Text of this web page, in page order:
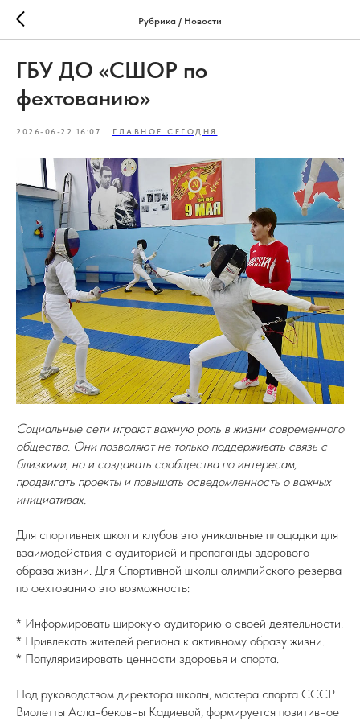
Рубрика / Новости
ГБУ ДО «СШОР по
фехтованию»
2026-06-22 16:07 ГЛАВНОЕ СЕГОДНЯ
Социальные сети играют важную роль в жизни современного
общества. Они позволяют не только поддерживать связь с
близкими, но и создавать сообщества по интересам,
продвигать проекты и повышать осведомленность о важных
инициативах.
Для спортивных школ и клубов это уникальные площадки для
взаимодействия с аудиторией и пропаганды здорового
образа жизни. Для Спортивной школы олимпийского резерва
по фехтованию это возможность:
* Информировать широкую аудиторию о своей деятельности.
* Привлекать жителей региона к активному образу жизни.
* Популяризировать ценности здоровья и спорта.
Под руководством директора школы, мастера спорта СССР
Виолетты Асланбековны Кадиевой, формируется позитивное